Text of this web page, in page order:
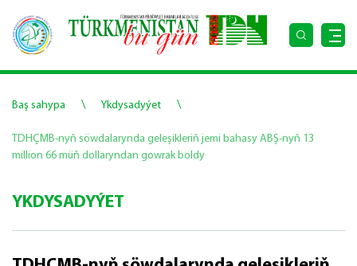
Baş sahypa \ Ykdysadyýet \
TDHÇMB-nyň söwdalarynda geleşikleriň jemi bahasy ABŞ-nyň 13
million 66 müň dollaryndan gowrak boldy
YKDYSADYÝET